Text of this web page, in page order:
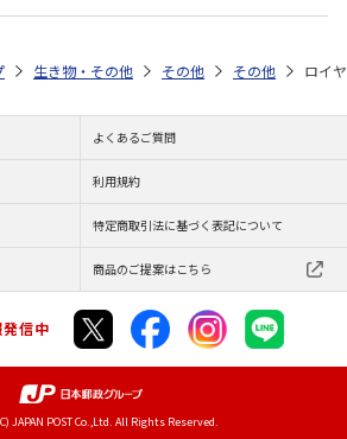
生き物・その他 その他 その他 ロイ
よくあるご質問
利用規約
特定商取引法に基づく表記について
商品のご提案はこちら
信中
JAPAN POST Co.,Ltd. All Rights Reserved.